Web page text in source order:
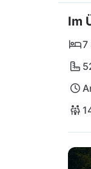
den
Im
7